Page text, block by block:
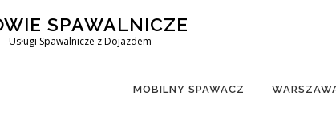
SPAWALNICZE
Usługi Spawalnicze z Dojazdem
MOBILNY SPAWACZ